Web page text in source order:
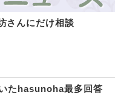
さんにだけ相談
たhasunoha最多回答